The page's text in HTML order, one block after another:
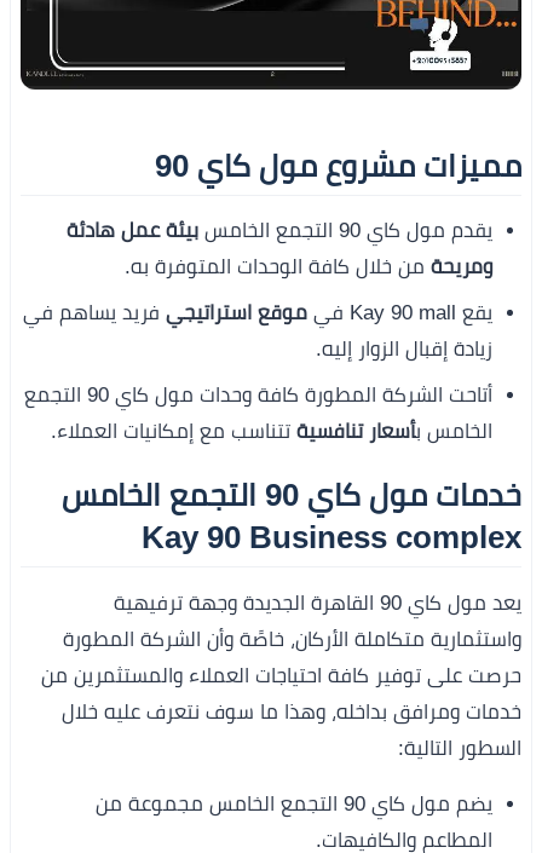
مميزات مشروع مول كاي 90
يقدم مول كاي 90 التجمع الخامس
بيئة عمل هادئة
ومريحة من خلال كافة الوحدات المتوفرة به.
يقع Kay 90 mall في
موقع استراتيجي فريد يساهم في
زيادة إقبال الزوار إليه.
أتاحت الشركة المطورة كافة وحدات مول كاي 90 التجمع
الخامس بأسعار تنافسية تتناسب مع إمكانيات العملاء.
خدمات مول كاي 90 التجمع الخامس
Kay 90 Business complex
يعد مول كاي 90 القاهرة الجديدة وجهة ترفيهية
واستثمارية متكاملة الأركان، خاصًة وأن الشركة المطورة
حرصت على توفير كافة احتياجات العملاء والمستثمرين من
خدمات ومرافق بداخله، وهذا ما سوف نتعرف عليه خلال
السطور التالية:
يضم مول كاي 90 التجمع الخامس مجموعة من
المطاعم والكافيهات.